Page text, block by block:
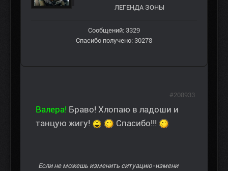
ЛЕГЕНДА ЗОНЫ
Сообщений: 3329
Спасибо получено: 30278
Валера! Браво! Хлопаю в ладоши и
танцую жигу!
Спасибо!!!
Если не можешь изменить ситуацию-измени
#208933